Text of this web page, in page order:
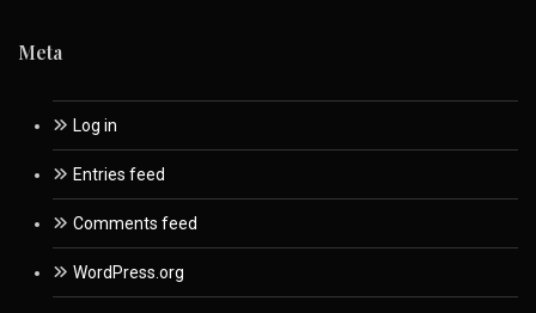
Meta
Log in
Entries feed
Comments feed
WordPress.org